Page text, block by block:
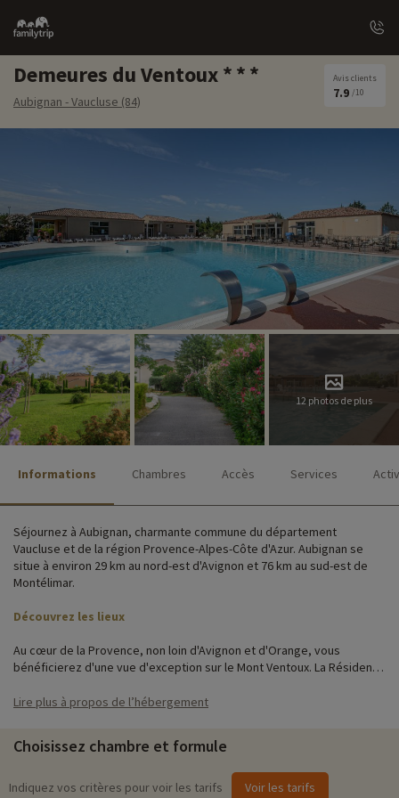
Family
trip
Demeures du Ventoux
Aubignan - Vaucluse (84)
Avis clients
7.9 /10
12 photos de plus
Informations Chambres Accès Services
Séjournez à Aubignan, charmante commune du département
Vaucluse et de la région Provence-Alpes-Côte d'Azur. Aubignan se
situe à environ 29 km au nord-est d'Avignon et 76 km au sud-est de
Montélimar.
Découvrez les lieux
Au cœur de la Provence, non loin d'Avignon et d'Orange, vous
bénéficierez d'une vue d'exception sur le Mont Ventoux. La Résidence
verdoyant où des sentiers piétons vous permettent d'accéder en
Les maisons qui composent le domaine sont réparties sur 5 hectares
du parc fleuri. Telles des bastidons provençaux prolongés par une
terrasse et en total respect avec la nature, les maisons sont
Lire plus à propos de l’hébergement
Choisissez chambre et formule
Indiquez vos critères pour voir les tarifs Voir les tarifs